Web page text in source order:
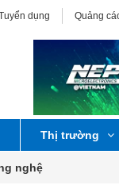
dụng Quảng
Thị trường
nghệ